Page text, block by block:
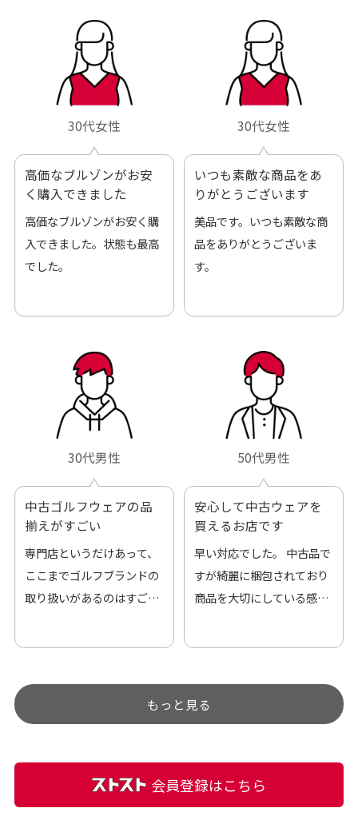
30代女性
高価なブルゾンがお安
く購入できました
高価なブルゾンがお安く購
入できました。状態も最高
でした。
30代女性
いつも素敵な商品をあ
りがとうございます
美品です。いつも素敵な商
品をありがとうございま
す。
30代男性
中古ゴルフウェアの品
揃えがすごい
専門店というだけあって、
ここまでゴルフブランドの
取り扱いがあるのはすご
す。
50代男性
安心して中古ウェアを
買えるお店です
早い対応でした。 中古品で
すが綺麗に梱包されており
商品を大切にしている感が
うぐらい目立つことなく綺
麗な商品でお安く購入でき
もっと見る
会員登録はこちら